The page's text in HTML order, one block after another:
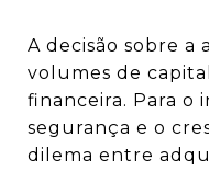
A decisão sobre a
volumes de
financeira. Para o
segurança e o
dilema entre